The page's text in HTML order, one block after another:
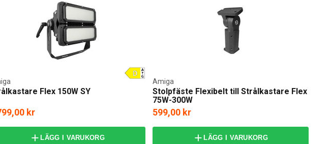
Flex 150W SY
kr
LÄGG I VARUKORG
Stolpfäste Flexibelt till Strålkastare Flex
75W-300W
Amiga
599,00 kr
LÄGG I VARUKORG